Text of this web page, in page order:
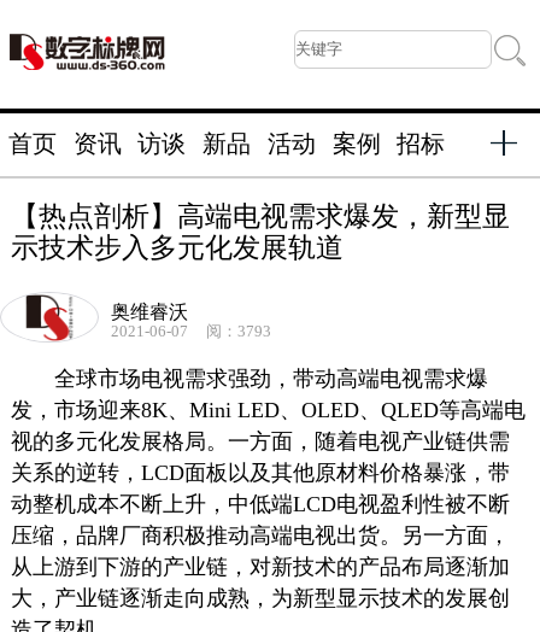
首页 资讯 访谈 新品 活动 案例 招标
【热点剖析】高端电视需求爆发，新型显
示技术步入多元化发展轨道
奥维睿沃
2021-06-07 阅：3793
全球市场电视需求强劲，带动高端电视需求爆
发，市场迎来8K、Mini LED、OLED、QLED等高端电
视的多元化发展格局。一方面，随着电视产业链供需
关系的逆转，LCD面板以及其他原材料价格暴涨，带
动整机成本不断上升，中低端LCD电视盈利性被不断
压缩，品牌厂商积极推动高端电视出货。另一方面，
从上游到下游的产业链，对新技术的产品布局逐渐加
大，产业链逐渐走向成熟，为新型显示技术的发展创